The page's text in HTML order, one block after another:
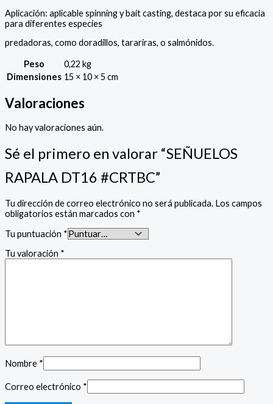
Aplicación: aplicable spinning y bait casting, destaca por su eficacia
para diferentes especies
predadoras, como doradillos, tarariras, o salmónidos.
Peso
0,22 kg
Dimensiones 15 × 10 × 5 cm
Valoraciones
No hay valoraciones aún.
Sé el primero en valorar “SEÑUELOS
RAPALA DT16 #CRTBC”
Tu dirección de correo electrónico no será publicada. Los campos
obligatorios están marcados con *
Tu puntuación *
Tu valoración *
Nombre *
Correo electrónico *